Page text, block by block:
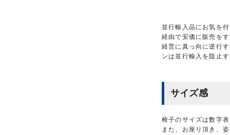
並行輸入品にお気を
経由で安価に販売を
経営に真っ向に逆行
ンは並行輸入を阻止
サイズ感
椅子のサイズは数字
また、お座り頂き、